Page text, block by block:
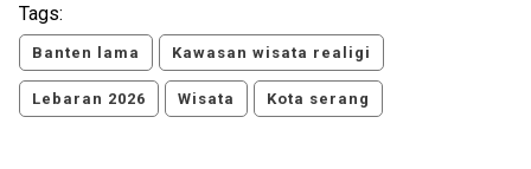
Tags:
Banten lama Kawasan wisata realigi
Lebaran 2026 Wisata Kota serang